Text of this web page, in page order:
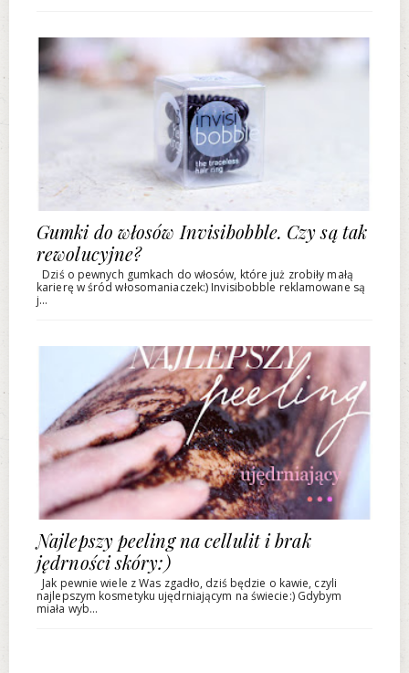
Gumki do włosów Invisibobble. Czy są tak
rewolucyjne?
Dziś o pewnych gumkach do włosów, które już zrobiły małą
karierę w śród włosomaniaczek:) Invisibobble reklamowane są
j...
Najlepszy peeling na cellulit i brak
jędrności skóry:)
Jak pewnie wiele z Was zgadło, dziś będzie o kawie, czyli
najlepszym kosmetyku ujędrniającym na świecie:) Gdybym
miała wyb...